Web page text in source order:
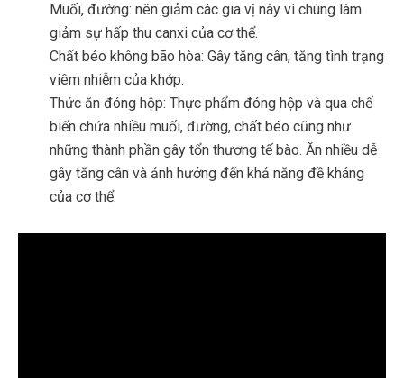
Muối, đường: nên giảm các gia vị này vì chúng làm
giảm sự hấp thu canxi của cơ thể.
Chất béo không bão hòa: Gây tăng cân, tăng tình trạng
viêm nhiễm của khớp.
Thức ăn đóng hộp: Thực phẩm đóng hộp và qua chế
biến chứa nhiều muối, đường, chất béo cũng như
những thành phần gây tổn thương tế bào. Ăn nhiều dễ
gây tăng cân và ảnh hưởng đến khả năng đề kháng
của cơ thể.